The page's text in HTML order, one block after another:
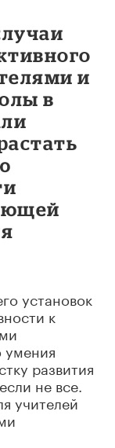
и
в
установок
к
умения
развития
не все.
учителей